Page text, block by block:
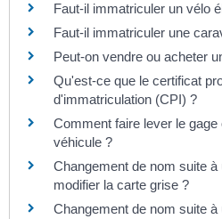
Faut-il immatriculer un vélo
Faut-il immatriculer une
Peut-on vendre ou acheter
Qu'est-ce que le certificat
d'immatriculation (CPI) ?
Comment faire lever le
véhicule ?
Changement de nom suite à
modifier la carte grise ?
Changement de nom suite à